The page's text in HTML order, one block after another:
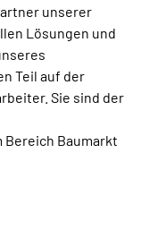
unserer
Lösungen und
Teil auf der
Sie sind der
Bereich Baumarkt